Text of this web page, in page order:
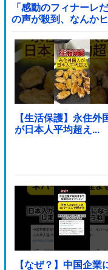
「感動のフィナーレ
の声が殺到、なんか
うな気分に……他
【生活保護】永住外
が日本人平均超え...
【なぜ？】中国企業